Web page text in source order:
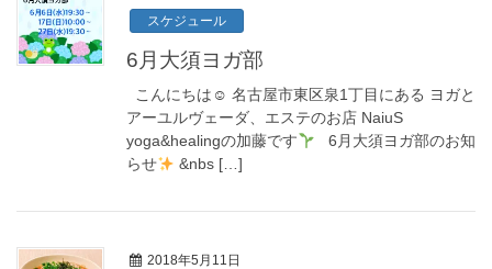
スケジュール
6月大須ヨガ部
こんにちは☺︎ 名古屋市東区泉1丁目にある ヨガと
アーユルヴェーダ、エステのお店 NaiuS
yoga&healingの加藤です
6月大須ヨガ部のお知
らせ
&nbs […]
2018年5月11日